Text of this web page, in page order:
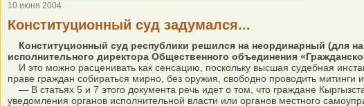
10 июня 2004
Конституционный суд задумался...
Конституционный суд республики решился на неординарный (для
исполнительного директора Общественного объединения
И это можно расценивать как сенсацию, поскольку высшая судебная
праве граждан собираться мирно, без оружия, свободно проводить митинги
— В статьях 5 и 7 этого документа речь идет о том, что граждане
уведомления органов исполнительной власти или органов местного